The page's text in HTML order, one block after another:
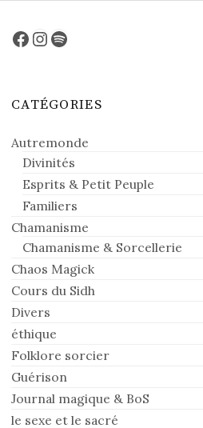
Facebook
Instagram
Spotify
CATÉGORIES
Autremonde
Divinités
Esprits & Petit Peuple
Familiers
Chamanisme
Chamanisme & Sorcellerie
Chaos Magick
Cours du Sidh
Divers
éthique
Folklore sorcier
Guérison
Journal magique & BoS
le sexe et le sacré